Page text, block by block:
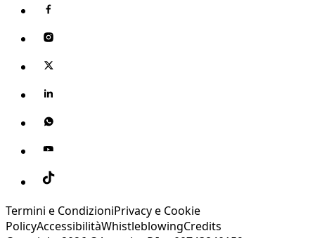
Termini e CondizioniPrivacy e Cookie
PolicyAccessibilitàWhistleblowingCredits